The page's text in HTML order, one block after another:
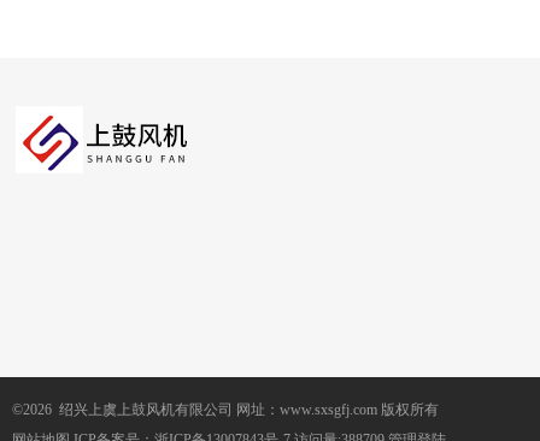
©2026 绍兴上虞上鼓风机有限公司 网址：www.sxsgfj.com 版权所有